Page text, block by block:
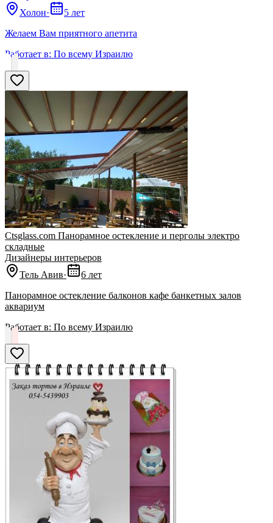
Холон·
5 лет
Желаем Вам приятного апетита
Работает в: По всему Израилю
Ctsglass.com Панорамное остекление и перголы электро
складные
Дизайнеры интерьеров
Тель Авив·
6 лет
Панорамное остекление балконов кафе банкетных залов
аквариум
Работает в: По всему Израилю